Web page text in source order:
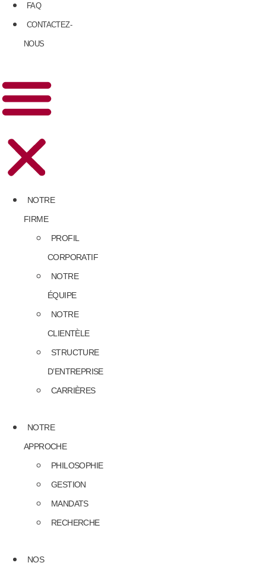
FAQ
CONTACTEZ-
NOUS
NOTRE
FIRME
PROFIL
CORPORATIF
NOTRE
ÉQUIPE
NOTRE
CLIENTÈLE
STRUCTURE
D’ENTREPRISE
CARRIÈRES
NOTRE
APPROCHE
PHILOSOPHIE
GESTION
MANDATS
RECHERCHE
NOS